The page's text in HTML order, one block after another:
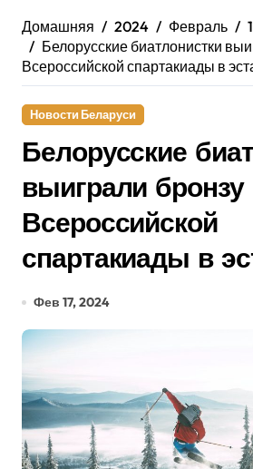
Домашняя 2024 Февраль
Белорусские биатлонистки
Всероссийской спартакиады в
Новости Беларуси
Белорусские
выиграли бронзу
Всероссийской
спартакиады в
Фев 17, 2024